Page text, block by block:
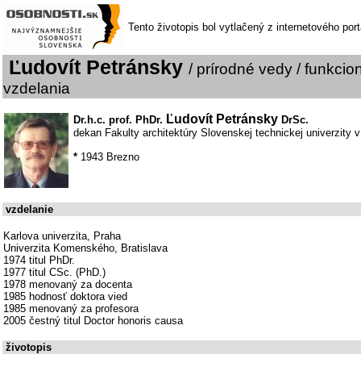
Tento životopis bol vytlačený z internetového
Ľudovít Petránsky / prírodné vedy /
vzdelania
Dr.h.c. prof. PhDr. Ľudovít Petránsky DrSc.
dekan Fakulty architektúry Slovenskej technickej univerzity
* 1943 Brezno
vzdelanie
Karlova univerzita, Praha
Univerzita Komenského, Bratislava
1974 titul PhDr.
1977 titul CSc. (PhD.)
1978 menovaný za docenta
1985 hodnosť doktora vied
1985 menovaný za profesora
2005 čestný titul Doctor honoris causa
životopis